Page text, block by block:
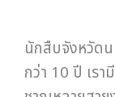
นักสืบจังหวัดน
กว่า 10 ปี เร